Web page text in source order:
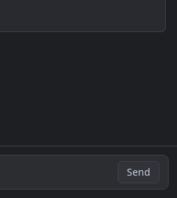
Send